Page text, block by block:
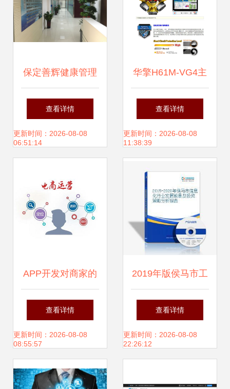
保定善辉健康管理
咨询 专业信息服务
的引领者
查看详情
更新时间：2026-08-08
06:51:14
华擎H61M-VG4主
板 经典LGA 1155
平台的性价比之选
查看详情
更新时间：2026-08-08
11:38:39
APP开发对商家的
核心价值与信息咨
询服务的重要性
查看详情
更新时间：2026-08-08
08:55:57
2019年版侯马市工
程项目PPP投融资
方案咨询报告
查看详情
更新时间：2026-08-08
22:26:12